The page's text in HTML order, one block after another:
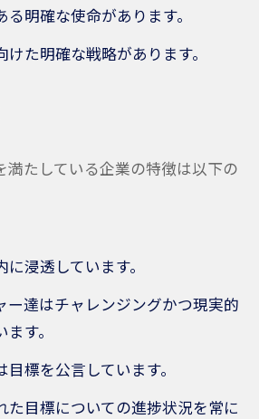
明確な使命があります。
た明確な戦略があります。
満たしている企業の特徴は以下の
浸透しています。
ー達はチャレンジングかつ現実的
す。
標を公言しています。
た目標についての進捗状況を常に